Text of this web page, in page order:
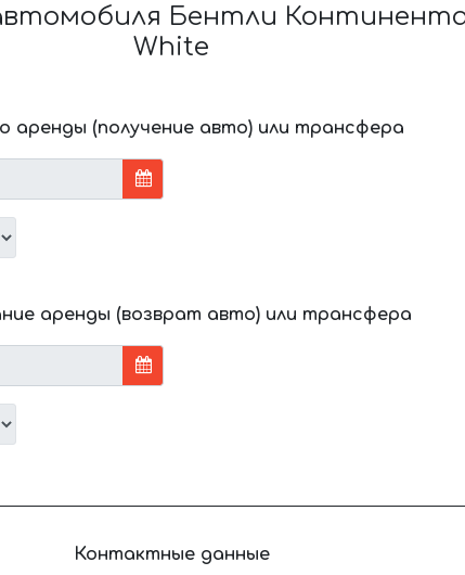
Бентли
White
аренды (получение авто) или трансфера
аренды (возврат авто) или трансфера
Контактные данные